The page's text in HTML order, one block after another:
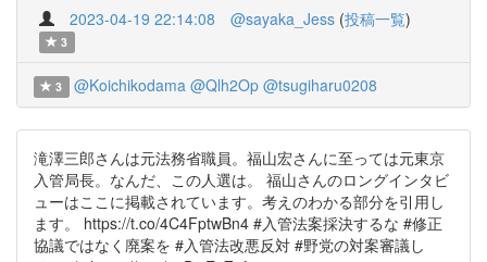
2023-04-19 22:14:08 @sayaka_Jess (投稿一覧)
3
3 @Koichikodama @Qlh2Op @tsugiharu0208
滝澤三郎さんは元法務省職員。福山宏さんに至っては元東京
入管局長。なんだ、この人選は。 福山さんのロングインタビ
ューはここに掲載されています。考えのわかる部分を引用し
ます。 https://t.co/4C4FptwBn4 #入管法案採決するな #修正
協議ではなく廃案を #入管法改悪反対 #野党の対案審議し